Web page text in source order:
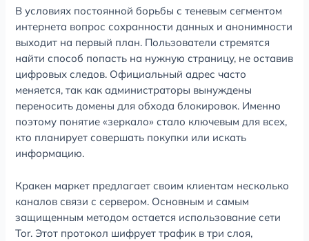
В условиях постоянной борьбы с теневым сегментом
интернета вопрос сохранности данных и анонимности
выходит на первый план. Пользователи стремятся
найти способ попасть на нужную страницу, не оставив
цифровых следов. Официальный адрес часто
меняется, так как администраторы вынуждены
переносить домены для обхода блокировок. Именно
поэтому понятие «зеркало» стало ключевым для всех,
кто планирует совершать покупки или искать
информацию.
Кракен маркет предлагает своим клиентам несколько
каналов связи с сервером. Основным и самым
защищенным методом остается использование сети
Tor. Этот протокол шифрует трафик в три слоя,